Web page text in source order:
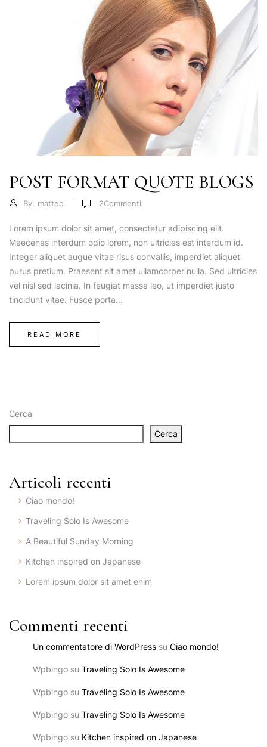
Cerca
Cerca
Articoli recenti
Ciao mondo!
Traveling Solo Is Awesome
A Beautiful Sunday Morning
Kitchen inspired on Japanese
Lorem ipsum dolor sit amet enim
Commenti recenti
Un commentatore di WordPress su Ciao mondo!
Wpbingo su Traveling Solo Is Awesome
Wpbingo su Traveling Solo Is Awesome
Wpbingo su Traveling Solo Is Awesome
Wpbingo su Kitchen inspired on Japanese
POST FORMAT QUOTE BLOGS
By: matteo 2Commenti
Lorem ipsum dolor sit amet, consectetur adipiscing elit.
Maecenas interdum odio lorem, non ultricies est interdum id.
Integer aliquet augue vitae risus convallis, imperdiet aliquet
purus pretium. Praesent sit amet ullamcorper nulla. Sed ultricies
vel nisl sed lacinia. In feugiat massa leo, ut imperdiet justo
tincidunt vitae. Fusce porta...
READ MORE